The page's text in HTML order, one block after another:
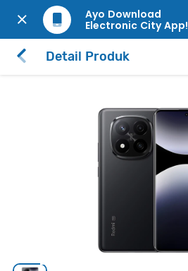
Ayo Download
Electronic City App!
Detail Produk